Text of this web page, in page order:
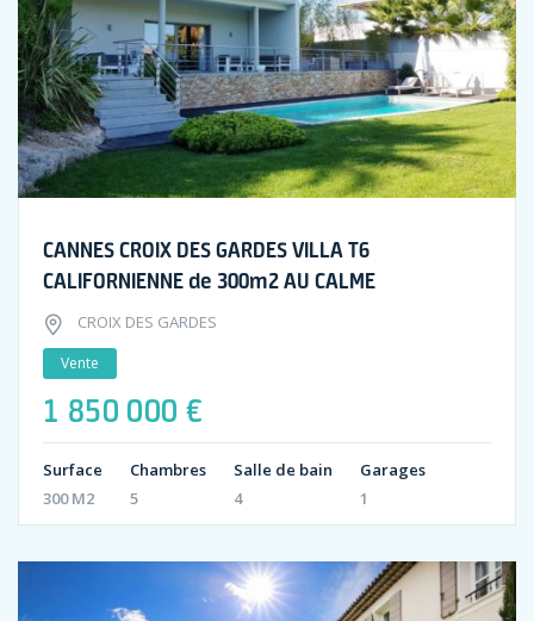
CANNES CROIX DES GARDES VILLA T6
CALIFORNIENNE de 300m2 AU CALME
CROIX DES GARDES
Vente
1 850 000 €
Surface
300 M2
Chambres
5
Salle de bain
4
Garages
1